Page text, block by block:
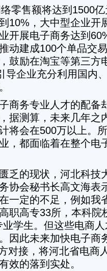
售额将达到1500亿
10%，大中型企业开
开展电子商务达到
动建成100个单品交
鼓励在淘宝等第三方
导企业充分利用国内
务专业人才的配备
据测算，未来几年之
将会在500万以上。
，都面临着在整个电
的现状，河北科技
协会秘书长高文海表
一定的不足，例如我
职高专33所，本科院
学生。但这些电商
因此未来加快电子商
对接，将河北省电商
效的落到实处。